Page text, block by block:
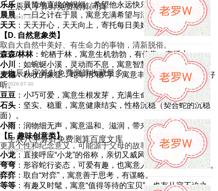
乐乐：最简单直接的祝福，希望他永远快乐。
晨晨：一日之计在于晨，寓意充满希望与活力。
天天 ：天天开心，天天向上，寄托每日美好的祝愿。
【D. 自然意象类】
取自大自然中美好、有生命力的事物，清新脱俗。
森森/林林：蛇栖于林，寓意生机勃勃，有依靠，有活力。
小川
：如蜿蜒小溪，灵动而不息，寓意智慧绵长。
麦穗：秋收的象征，蛇年用“穗”字，寓意丰收与富足，独特而好
听。
豆豆 ：小巧可爱，寓意生根发芽，充满生命力。
石头 ：坚实、稳重，寓意健康结实，性格沉稳（契合蛇的沉稳
面）。
小雨 ：润物细无声，寓意温和、滋润，带来好运。
【E. 趣味创意类】
更具个性和纪念意义，可能源于父母的故事或期待。
小龙：直接呼应“小龙”的俗称，亲切又威风。
弯弯 ：形容蛇行姿态，可爱有趣，也寓意人生道路能灵活应对。
弈弈：取自“对弈”，寓意善于思考，有谋略。
等等 ：有趣又时髦，寓意“值得等待的宝贝”，也有从容不迫之
生辰八字算卦免费测算问真
2026-07-30
生辰八字算卦免费测算收藏最多
2026-07-30
生辰八字算卦免费测算百度文库
2026-07-30